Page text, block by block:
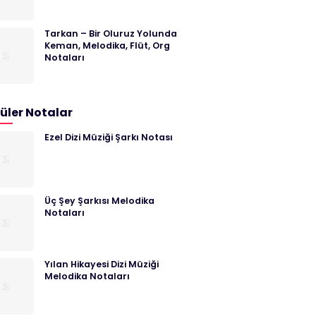
Tarkan – Bir Oluruz Yolunda
Keman, Melodika, Flüt, Org
Notaları
Notalar
Ezel Dizi Müziği Şarkı Notası
Üç Şey Şarkısı Melodika
Notaları
Yılan Hikayesi Dizi Müziği
Melodika Notaları